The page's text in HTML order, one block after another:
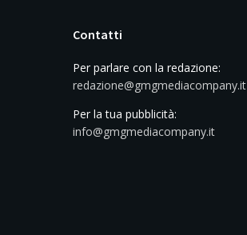
Contatti
Per parlare con la redazione:
redazione@gmgmediacompany.it
Per la tua pubblicità:
info@gmgmediacompany.it